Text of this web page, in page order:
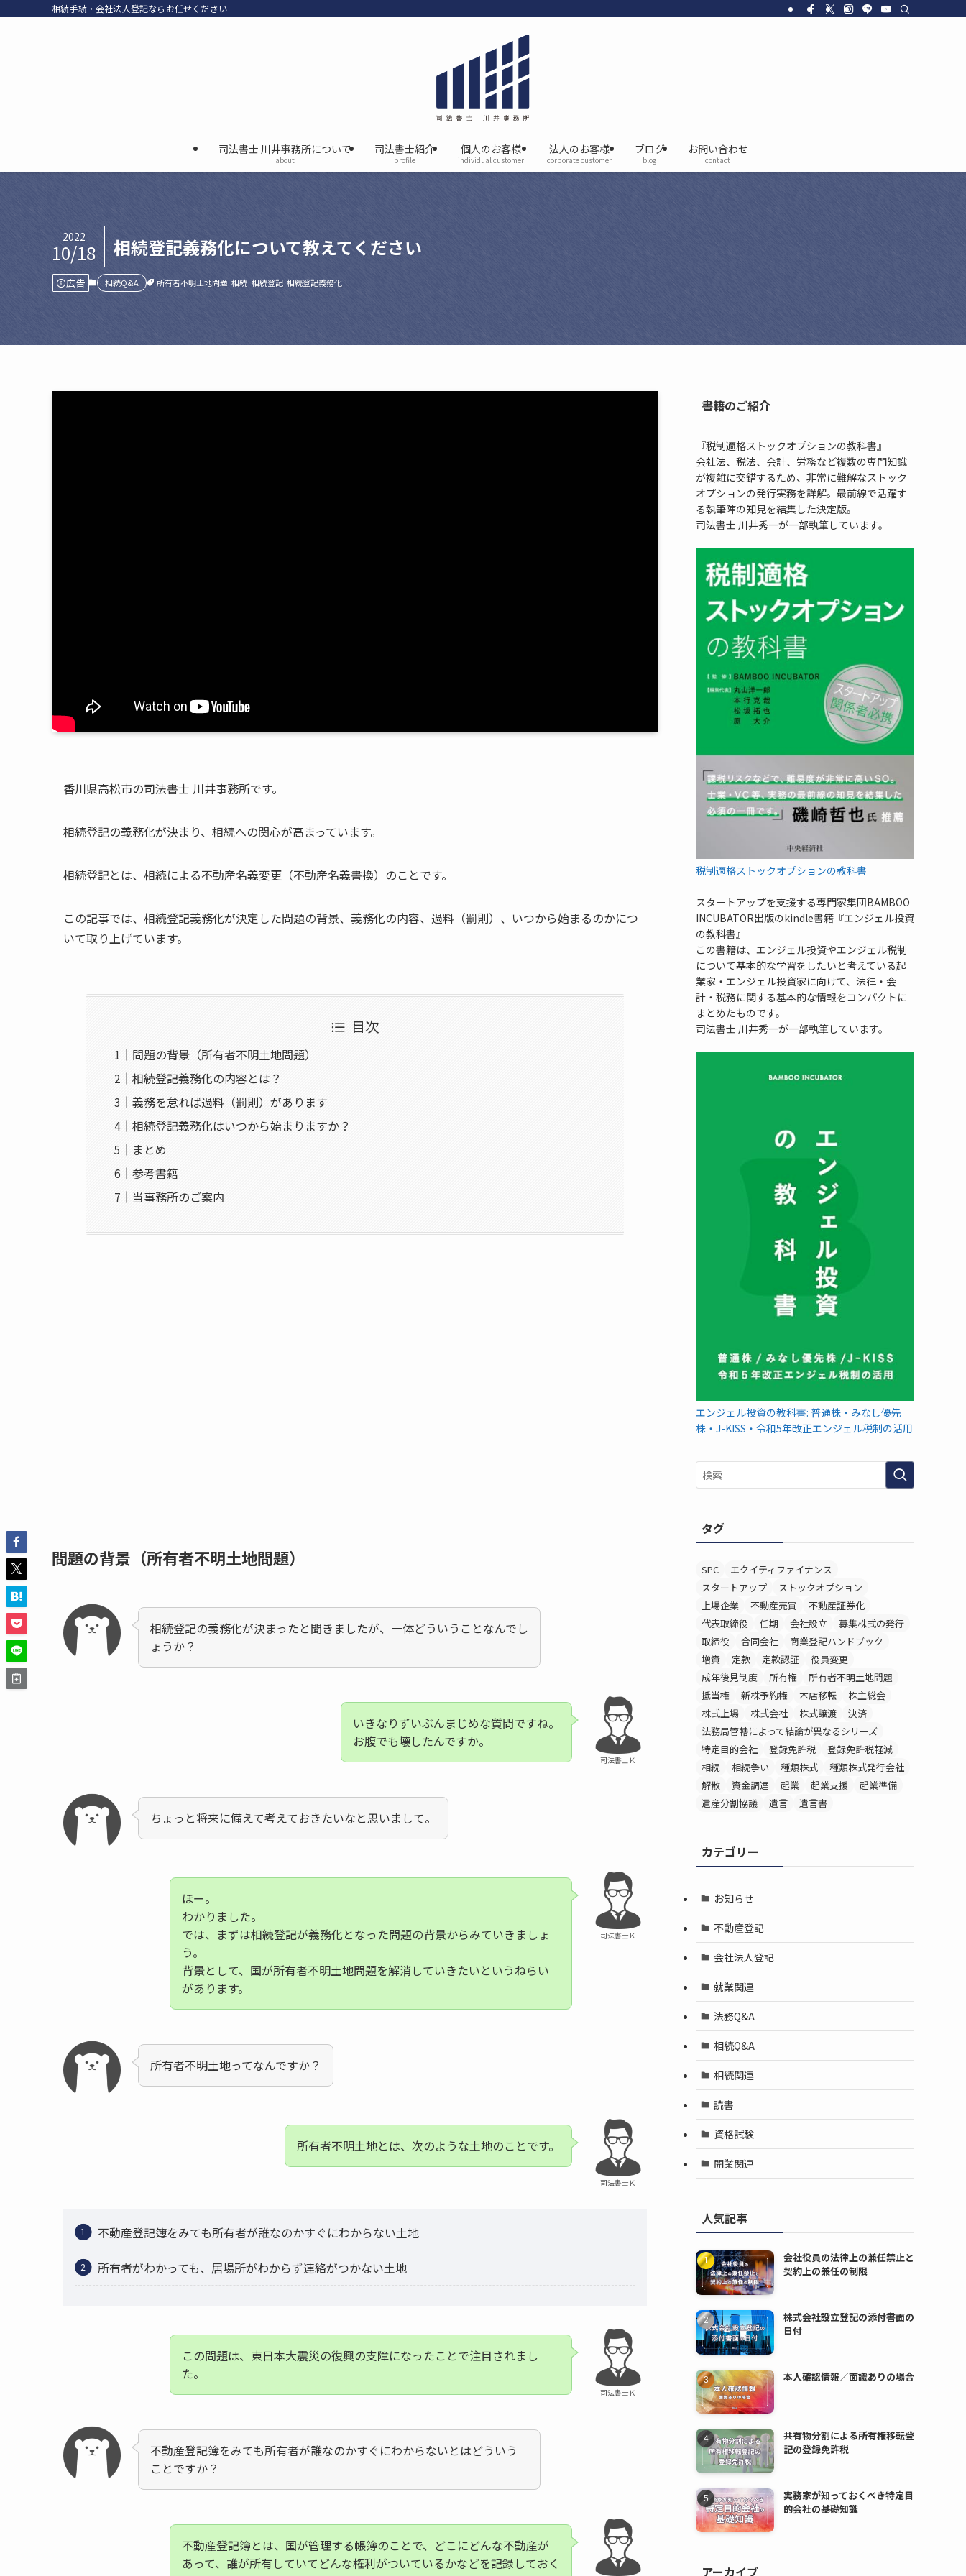
相続手続・会社法人登記ならお任せください
司法書士 川井事務所について
about
司法書士紹介
profile
個人のお客様
individual customer
法人のお客様
corporate customer
ブログ
blog
お問い合わせ
contact
相続登記義務化について教えてください
2022
10/18
広告 相続Q&A 所有者不明土地問題 相続 相続登記 相続登記義務化
香川県高松市の司法書士 川井事務所です。
相続登記の義務化が決まり、相続への関心が高まっています。
相続登記とは、相続による不動産名義変更（不動産名義書換）のことです。
この記事では、相続登記義務化が決定した問題の背景、義務化の内容、過料（罰則）、いつから始まるのかにつ
いて取り上げています。
目次
問題の背景（所有者不明土地問題）
相続登記義務化の内容とは？
義務を怠れば過料（罰則）があります
相続登記義務化はいつから始まりますか？
まとめ
参考書籍
当事務所のご案内
問題の背景（所有者不明土地問題）
相続登記の義務化が決まったと聞きましたが、一体どういうことなんでし
ょうか？
司法書士Ｋ
いきなりずいぶんまじめな質問ですね。
お腹でも壊したんですか。
ちょっと将来に備えて考えておきたいなと思いまして。
司法書士Ｋ
ほー。
わかりました。
では、まずは相続登記が義務化となった問題の背景からみていきましょ
う。
背景として、国が所有者不明土地問題を解消していきたいというねらい
があります。
所有者不明土地ってなんですか？
司法書士Ｋ
所有者不明土地とは、次のような土地のことです。
不動産登記簿をみても所有者が誰なのかすぐにわからない土地
所有者がわかっても、居場所がわからず連絡がつかない土地
司法書士Ｋ
この問題は、東日本大震災の復興の支障になったことで注目されまし
た。
不動産登記簿をみても所有者が誰なのかすぐにわからないとはどういう
ことですか？
不動産登記簿とは、国が管理する帳簿のことで、どこにどんな不動産が
あって、誰が所有していてどんな権利がついているかなどを記録しておく
書籍のご紹介
『税制適格ストックオプションの教科書』
会社法、税法、会計、労務など複数の専門知識
が複雑に交錯するため、非常に難解なストック
オプションの発行実務を詳解。最前線で活躍す
る執筆陣の知見を結集した決定版。
司法書士 川井秀一が一部執筆しています。
税制適格ストックオプションの教科書
スタートアップを支援する専門家集団BAMBOO
INCUBATOR出版のkindle書籍『エンジェル投資
の教科書』
この書籍は、エンジェル投資やエンジェル税制
について基本的な学習をしたいと考えている起
業家・エンジェル投資家に向けて、法律・会
計・税務に関する基本的な情報をコンパクトに
まとめたものです。
司法書士 川井秀一が一部執筆しています。
エンジェル投資の教科書: 普通株・みなし優先
株・J-KISS・令和5年改正エンジェル税制の活用
タグ
SPC
エクイティファイナンス
スタートアップ
ストックオプション
上場企業
不動産売買
不動産証券化
代表取締役
任期 会社設立
募集株式の発行
取締役
合同会社
商業登記ハンドブック
増資
定款 定款認証
役員変更
成年後見制度
所有権
所有者不明土地問題
抵当権
新株予約権 本店移転
株主総会
株式上場
株式会社 株式譲渡
決済
法務局管轄によって結論が異なるシリーズ
特定目的会社
登録免許税
登録免許税軽減
相続
相続争い 種類株式
種類株式発行会社
解散
資金調達 起業 起業支援
起業準備
遺産分割協議
遺言 遺言書
カテゴリー
お知らせ
不動産登記
会社法人登記
就業関連
法務Q&A
相続Q&A
相続関連
読書
資格試験
開業関連
人気記事
会社役員の法律上の兼任禁止と
契約上の兼任の制限
株式会社設立登記の添付書面の
日付
本人確認情報／面識ありの場合
共有物分割による所有権移転登
記の登録免許税
実務家が知っておくべき特定目
的会社の基礎知識
アーカイブ